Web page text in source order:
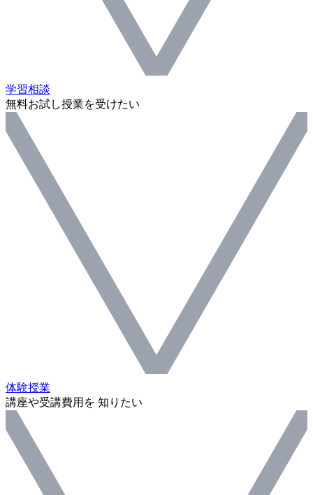
学習相談
無料お試し授業を受けたい
体験授業
講座や受講費用を 知りたい